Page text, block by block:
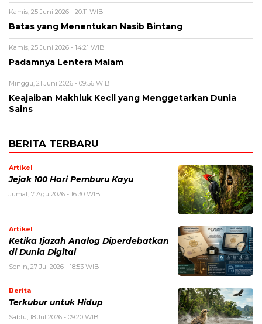
Kamis, 25 Juni 2026 - 20:11 WIB
Batas yang Menentukan Nasib Bintang
Kamis, 25 Juni 2026 - 14:21 WIB
Padamnya Lentera Malam
Minggu, 21 Juni 2026 - 09:56 WIB
Keajaiban Makhluk Kecil yang Menggetarkan Dunia
Sains
BERITA TERBARU
Artikel
Jejak 100 Hari Pemburu Kayu
Jumat, 7 Agu 2026 - 16:30 WIB
Artikel
Ketika Ijazah Analog Diperdebatkan
di Dunia Digital
Senin, 27 Jul 2026 - 18:53 WIB
Berita
Terkubur untuk Hidup
Sabtu, 18 Jul 2026 - 09:20 WIB